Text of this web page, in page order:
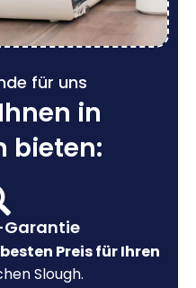
für uns
in
bieten:
Garantie
besten Preis für Ihren
Slough.